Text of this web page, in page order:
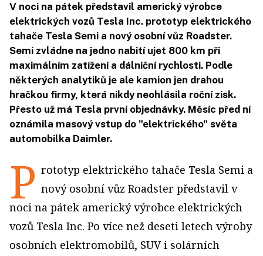
V noci na pátek představil americký výrobce
elektrických vozů Tesla Inc. prototyp elektrického
tahače Tesla Semi a nový osobní vůz Roadster.
Semi zvládne na jedno nabití ujet 800 km při
maximálním zatížení a dálniční rychlosti. Podle
některých analytiků je ale kamion jen drahou
hračkou firmy, která nikdy neohlásila roční zisk.
Přesto už má Tesla první objednávky. Měsíc před ní
oznámila masový vstup do "elektrického" světa
automobilka Daimler.
P rototyp elektrického tahače Tesla Semi a
nový osobní vůz Roadster představil v
noci na pátek americký výrobce elektrických
vozů Tesla Inc. Po více než deseti letech výroby
osobních elektromobilů, SUV i solárních